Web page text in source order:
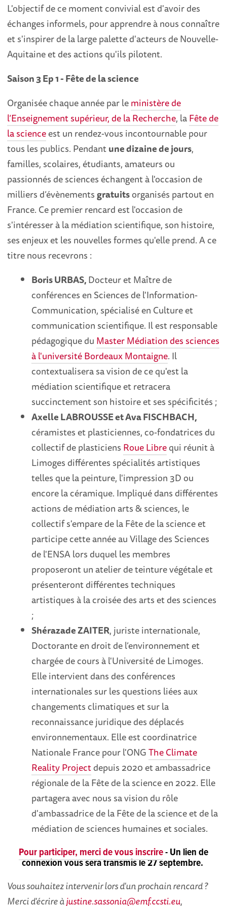
L'objectif de ce moment convivial est d'avoir des
échanges informels, pour apprendre à nous connaître
et s'inspirer de la large palette d'acteurs de Nouvelle-
Aquitaine et des actions qu'ils pilotent.
Saison 3 Ep 1 - Fête de la science
Organisée chaque année par leministère de
l’Enseignement supérieur, de la Recherche, laFête de
la scienceest un rendez-vous incontournable pour
tous les publics. Pendantune dizaine de jours,
familles, scolaires, étudiants, amateurs ou
passionnés de sciences échangent à l'occasion de
milliers d’évènements gratuitsorganisés partout en
France. Ce premier rencard est l'occasion de
s'intéresser à la médiation scientifique, son histoire,
ses enjeux et les nouvelles formes qu'elle prend. A ce
titre nous recevrons :
Boris URBAS,Docteur et Maître de
conférences en Sciences de l'Information-
Communication, spécialisé en Culture et
communication scientifique. Il est responsable
pédagogique du Master Médiation des sciences
à l'université Bordeaux Montaigne. Il
contextualisera sa vision de ce qu'est la
médiation scientifique et retracera
succinctement son histoire et ses spécificités ;
Axelle LABROUSSE et Ava FISCHBACH,
céramistes et plasticiennes, co-fondatrices du
collectif de plasticiens Roue Librequi réunit à
Limoges différentes spécialités artistiques
telles que la peinture, l'impression 3D ou
encore la céramique. Impliqué dans différentes
actions de médiation arts & sciences, le
collectif s'empare de la Fête de la science et
participe cette année au Village des Sciences
de l'ENSA lors duquel les membres
proposeront un atelier de teinture végétale et
présenteront différentes techniques
artistiques à la croisée des arts et des sciences
;
Shérazade ZAITER, juriste internationale,
Doctorante en droit de l’environnement et
chargée de cours à l'Université de Limoges.
Elle intervient dans des conférences
internationales sur les questions liées aux
changements climatiques et sur la
reconnaissance juridique des déplacés
environnementaux. Elle est coordinatrice
Nationale France pour l'ONGThe Climate
Reality Projectdepuis 2020 et ambassadrice
régionale de la Fête de la science en 2022. Elle
partagera avec nous sa vision du rôle
d'ambassadrice de la Fête de la science et de la
médiation de sciences humaines et sociales.
Pour participer, merci de vous inscrire- Un lien de
connexion vous sera transmis le 27 septembre.
Vous souhaitez intervenir lors d'un prochain rencard ?
Merci d'écrire àjustine.sassonia@emf.ccsti.eu,